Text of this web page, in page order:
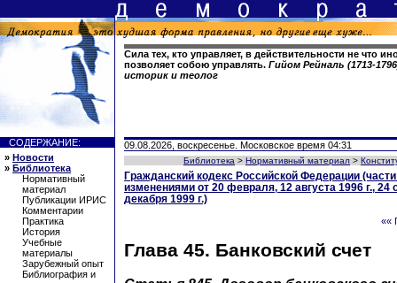
Сила тех, кто управляет, в действительности не что
позволяет собою управлять. Гийом Рейналь (1713-
историк и теолог
СОДЕРЖАНИЕ:
» Новости
» Библиотека
Нормативный
материал
Публикации ИРИС
Комментарии
Практика
История
Учебные
материалы
Зарубежный опыт
Библиография и
09.08.2026, воскресенье. Московское время 04:31
Библиотека > Нормативный материал >
Гражданский кодекс Российской Федерации
изменениями от 20 февраля, 12 августа 1996 г., 24
декабря 1999 г.)
««
Глава 45. Банковский счет